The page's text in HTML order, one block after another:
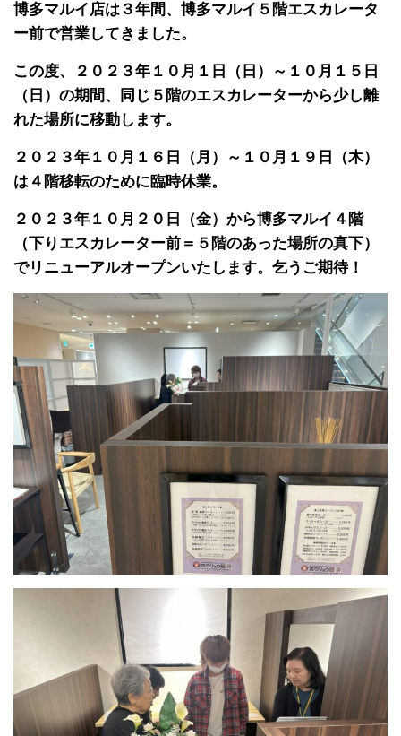
博多マルイ店は３年間、博多マルイ５階エスカレータ
ー前で営業してきました。
この度、２０２３年１０月１日（日）～１０月１５日
（日）の期間、同じ５階のエスカレーターから少し離
れた場所に移動します。
２０２３年１０月１６日（月）～１０月１９日（木）
は４階移転のために臨時休業。
２０２３年１０月２０日（金）から博多マルイ４階
（下りエスカレーター前＝５階のあった場所の真下）
でリニューアルオープンいたします。乞うご期待！